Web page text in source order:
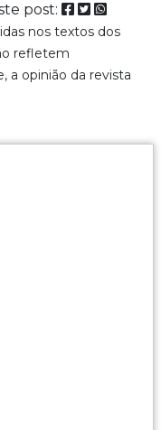
post:
nos textos dos
refletem
a opinião da revista